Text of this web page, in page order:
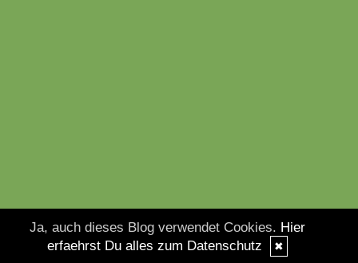
Ja, auch dieses Blog verwendet Cookies. Hier
erfaehrst Du alles zum Datenschutz
✖